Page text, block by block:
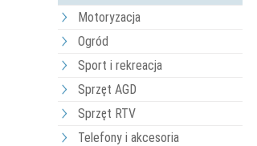
Motoryzacja
Ogród
Sport i rekreacja
Sprzęt AGD
Sprzęt RTV
Telefony i akcesoria